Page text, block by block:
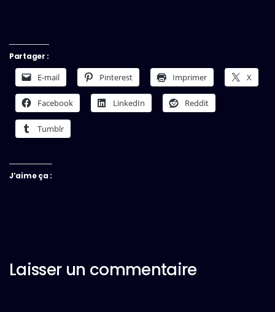
Partager :
E-mail Pinterest Imprimer X
Facebook LinkedIn Reddit
Tumblr
J’aime ça :
Laisser un commentaire